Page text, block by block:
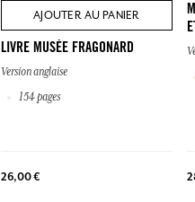
AJOUTER AU PANIER
LIVRE MUSÉE FRAGONARD
Version anglaise
154 pages
26,00 €